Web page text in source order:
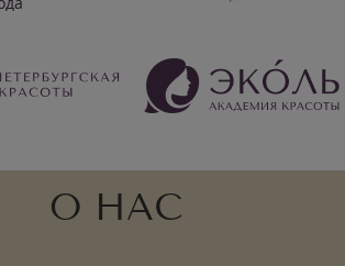
О НАС